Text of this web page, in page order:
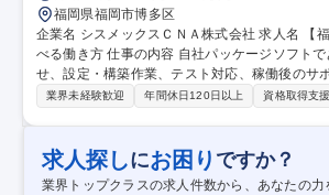
福岡県福岡市博多区
企業名 シスメックスＣＮＡ株式会社 求人名 【福岡/医療パッケージ導入SE（LD候補）】フレックスタイム制で選
べる働き方 仕事の内容 自社パッケージソフトである臨床検査情報システムの導入サポートとして、顧客との打合
せ、設定・構築作業、テスト対応、稼働後のサ
期待しています。 【業務に関する補足】受注決定後の医療機関に訪問し、営業が提案した仕様に沿って打合せを
きるよう設定・構築作業を実施します。開発
作説明を行い、実際に稼動スタートするまで1～2週
岡/医療パッケージ導入SE（LD候補）】フレッ
業界未経験歓迎 年間休日120日以上 資格取得支
求人探しにお困り ですか？
業界トップクラスの求人件数から、あなたの